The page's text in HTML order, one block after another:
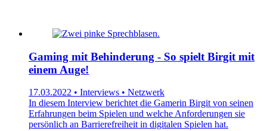
Gaming mit Behinderung - So spielt Birgit mit
einem Auge!
17.03.2022 • Interviews • Netzwerk
In diesem Interview berichtet die Gamerin Birgit von seinen
Erfahrungen beim Spielen und welche Anforderungen sie
persönlich an Barrierefreiheit in digitalen Spielen hat.